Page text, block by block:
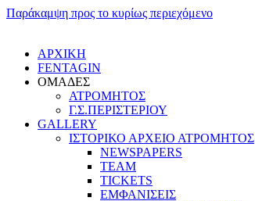
Παράκαμψη προς το κυρίως περιεχόμενο
ΑΡΧΙΚΗ
FENTAGIN
ΟΜΑΔΕΣ
ΑΤΡΟΜΗΤΟΣ
Γ.Σ.ΠEΡΙΣΤΕΡΙΟΥ
GALLERY
ΙΣΤΟΡΙΚΟ ΑΡΧΕΙΟ ΑΤΡΟΜΗΤΟΣ
NEWSPAPERS
TEAM
TICKETS
ΕΜΦΑΝΙΣΕΙΣ